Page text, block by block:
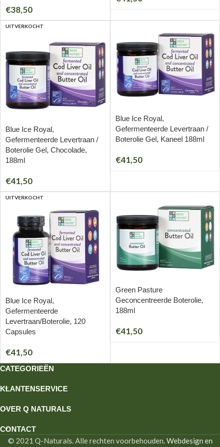
€38,50
UITVERKOCHT
Blue Ice Royal,
Gefermenteerde Levertraan /
Boterolie Gel, Chocolade,
188ml
€41,50
Blue Ice Royal,
Gefermenteerde Levertraan /
Boterolie Gel, Kaneel 188ml
€41,50
UITVERKOCHT
Blue Ice Royal,
Gefermenteerde
Levertraan/Boterolie, 120
Capsules
€41,50
Green Pasture
Geconcentreerde Boterolie,
188ml
€41,50
CATEGORIEËN
KLANTENSERVICE
OVER Q NATURALS
CONTACT
© 2021 Q-Naturals. Alle rechten voorbehouden.Webdesign en